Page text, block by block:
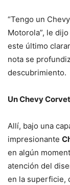
“Tengo un
Motorola”, le
este último
nota se
descubrimiento.
Un Chevy
Allí, bajo una
impresionante
en algún
atención del
en la superficie,